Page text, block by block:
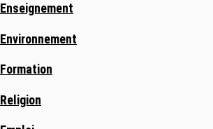
Enseignement
Environnement
Formation
Religion